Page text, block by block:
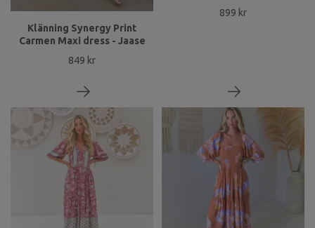
Klänning Synergy Print
Carmen Maxi dress - Jaase
849 kr
899 kr